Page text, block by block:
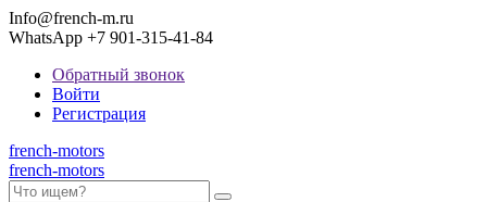
Info@french-m.ru
WhatsApp +7 901-315-41-84
Обратный звонок
Войти
Регистрация
french-motors
french-motors